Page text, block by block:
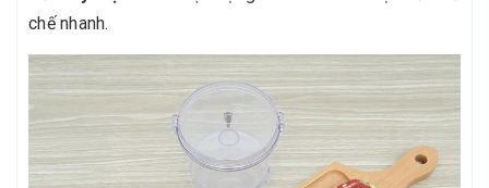
chế nhanh.